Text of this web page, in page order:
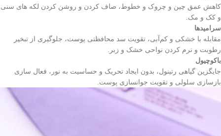
کاهش عمق چین‌ و چروک و خطوط، صاف کردن و روشن کردن لکه‌ های سنی
و کک‌ و مک.
سرامیدها
مقابله با خشکی و کم‌آبی، تقویت سد محافظتی پوست، جلوگیری از تبخیر
رطوبت و نرم کردن نواحی خشک و زبر.
باکوچیول
جایگزین گیاهی رتینول، بدون ایجاد تحریک و حساسیت به نور، فعال‌ سازی
بازسازی سلولی و تقویت جوانسازی پوست.